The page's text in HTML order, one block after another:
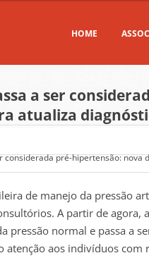
HOME
a ser
atualiza
de manejo da pressão
A partir de agora,
pressão normal e passa a
atenção aos indivíduos com